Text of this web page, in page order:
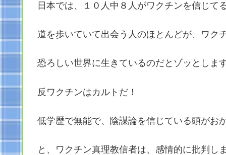
日本では、１０人中８人がワクチンを信じて
道を歩いていて出会う人のほとんどが、ワク
恐ろしい世界に生きているのだとゾッとしま
反ワクチンはカルトだ！
低学歴で無能で、陰謀論を信じている頭がお
と、ワクチン真理教信者は、感情的に批判し